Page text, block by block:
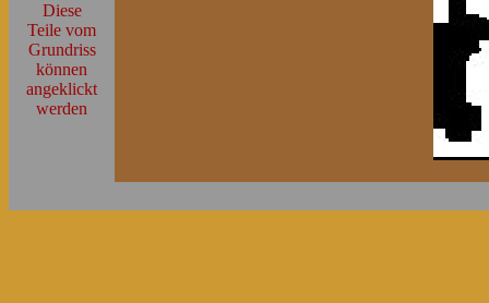
Diese
Teile vom
Grundriss
können
angeklickt
werden